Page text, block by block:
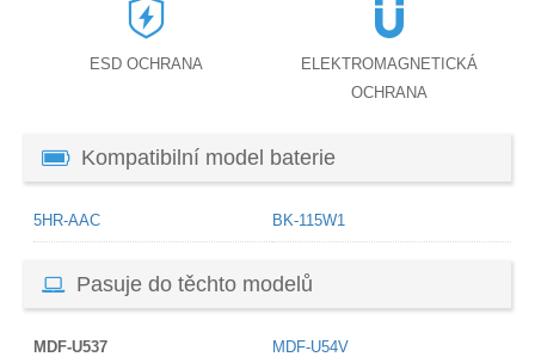
ESD OCHRANA
ELEKTROMAGNETICKÁ
OCHRANA
Kompatibilní model baterie
5HR-AAC BK-115W1
Pasuje do těchto modelů
MDF-U537 MDF-U54V